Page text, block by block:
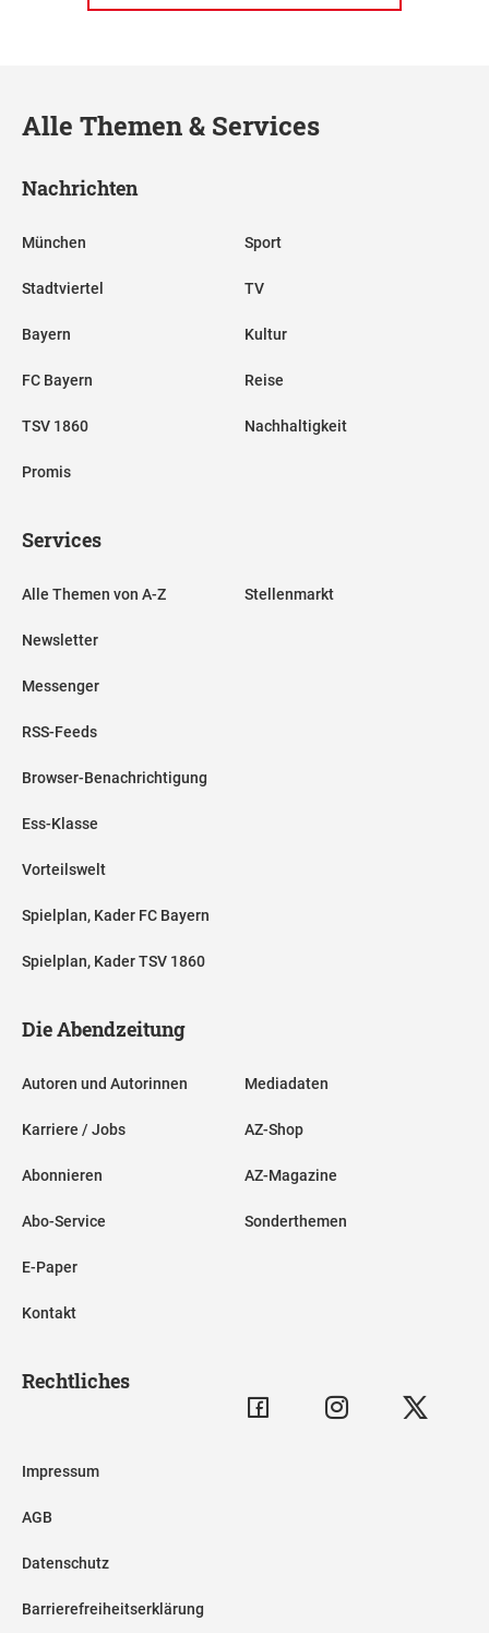
Alle Themen & Services
Nachrichten
München
Stadtviertel
Bayern
FC Bayern
TSV 1860
Promis
Sport
TV
Kultur
Reise
Nachhaltigkeit
Services
Alle Themen von A-Z
Newsletter
Messenger
RSS-Feeds
Browser-Benachrichtigung
Ess-Klasse
Vorteilswelt
Spielplan, Kader FC Bayern
Spielplan, Kader TSV 1860
Stellenmarkt
Die Abendzeitung
Autoren und Autorinnen
Karriere / Jobs
Abonnieren
Abo-Service
E-Paper
Kontakt
Mediadaten
AZ-Shop
AZ-Magazine
Sonderthemen
Rechtliches
Impressum
AGB
Datenschutz
Barrierefreiheitserklärung